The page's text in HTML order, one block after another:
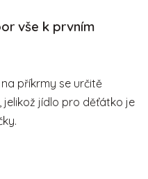
vše k prvním
příkrmy se určitě
jelikož jídlo pro děťátko je